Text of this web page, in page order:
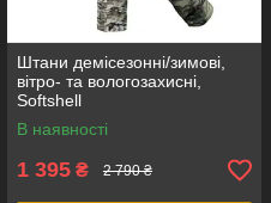
Штани демісезонні/зимові,
вітро- та вологозахисні,
Softshell
В наявності
1 395 ₴ 2 790 ₴